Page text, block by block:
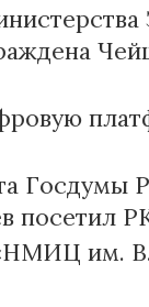
Госдумы
посетил
им.